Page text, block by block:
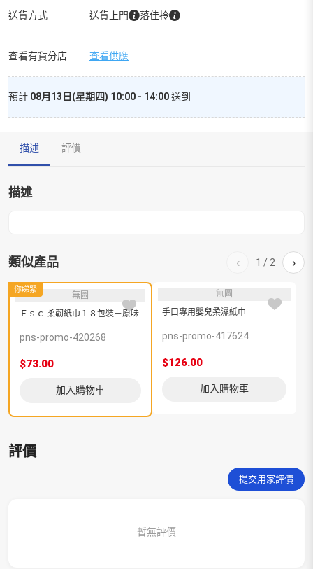
紙
８
包
裝
－
數
量
送貨方式 送貨上門 落佳拎
查看有貨分店 查看供應
預計 08月13日(星期四) 10:00 - 14:00送到
描述 評價
描述
類似產品 ‹ 1 / 2 ›
你睇緊
無圖
Ｆｓｃ 柔韌紙巾１８包裝－原味
pns-promo-420268
$73.00
加入購物車
無圖
手口專用嬰兒柔濕紙巾
pns-promo-417624
$126.00
加入購物車
評價
提交用家評價
暫無評價